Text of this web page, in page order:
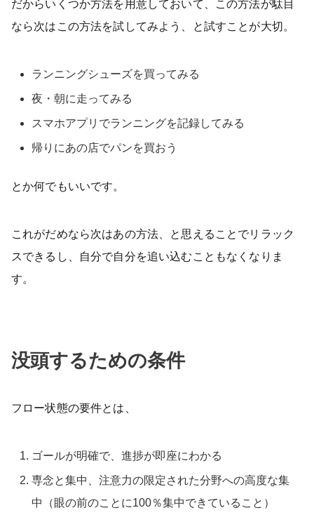
だからいくつか方法を用意しておいて、この方法が駄目
なら次はこの方法を試してみよう、と試すことが大切。
ランニングシューズを買ってみる
夜・朝に走ってみる
スマホアプリでランニングを記録してみる
帰りにあの店でパンを買おう
とか何でもいいです。
これがだめなら次はあの方法、と思えることでリラック
スできるし、自分で自分を追い込むこともなくなりま
す。
没頭するための条件
フロー状態の要件とは、
ゴールが明確で、進捗が即座にわかる
専念と集中、注意力の限定された分野への高度な集
中（眼の前のことに100％集中できていること）